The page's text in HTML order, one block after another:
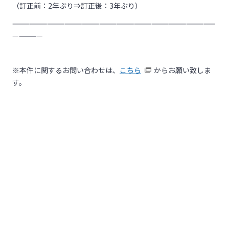
（訂正前：2年ぶり⇒訂正後：3年ぶり）
———————————————————————————————————
—————
※本件に関するお問い合わせは、 こちら
からお願い致しま
す。